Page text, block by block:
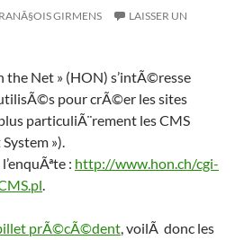
GIRMENS
LAISSER UN
the Net » (HON) s’intÃ©resse
pour crÃ©er les sites
particuliÃ¨rement les CMS
»).
: http://www.hon.ch/cgi-
.
prÃ©cÃ©dent, voilÃ donc les